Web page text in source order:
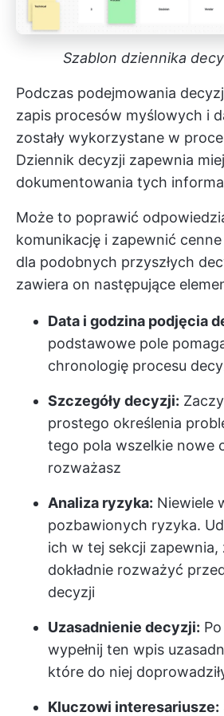
Szablon dziennika
Podczas podejmowania
zapis procesów myślowych i
zostały wykorzystane w
Dziennik decyzji zapewnia
dokumentowania tych
Może to poprawić
komunikację i zapewnić
dla podobnych przyszłych
zawiera on następujące
Data i godzina podjęcia
podstawowe pole
chronologię procesu
Szczegóły decyzji:
prostego określenia
tego pola wszelkie nowe
rozważasz
Analiza ryzyka: Niewiele
pozbawionych ryzyka.
ich w tej sekcji zapewnia,
dokładnie rozważyć
decyzji
Uzasadnienie decyzji:
wypełnij ten wpis
które do niej
Kluczowi interesariusze: